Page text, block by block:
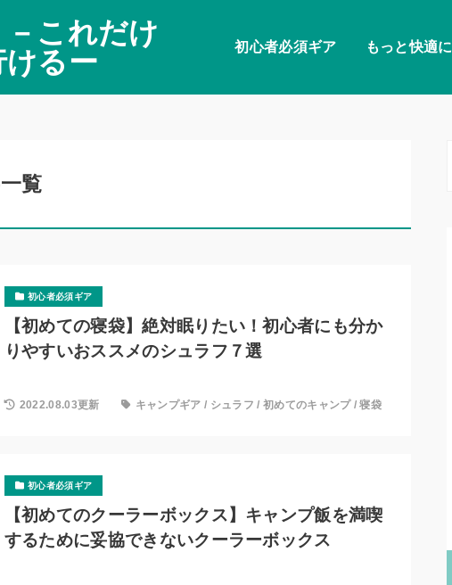
これだけ
るー
初心者必須ギア もっと快適に
覧
初心者必須ギア
【初めての寝袋】絶対眠りたい！初心者にも分か
りやすいおススメのシュラフ７選
2022.08.03更新 キャンプギア / シュラフ / 初めてのキャンプ/寝袋
初心者必須ギア
【初めてのクーラーボックス】キャンプ飯を満喫
するために妥協できないクーラーボックス